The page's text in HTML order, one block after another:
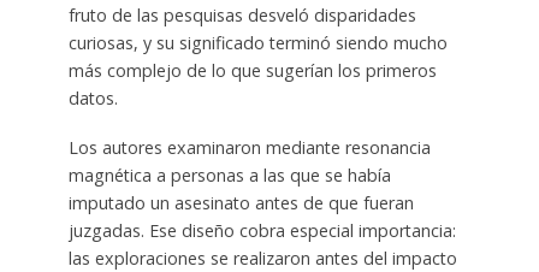
fruto de las pesquisas desveló disparidades
curiosas, y su significado terminó siendo mucho
más complejo de lo que sugerían los primeros
datos.
Los autores examinaron mediante resonancia
magnética a personas a las que se había
imputado un asesinato antes de que fueran
juzgadas. Ese diseño cobra especial importancia:
las exploraciones se realizaron antes del impacto